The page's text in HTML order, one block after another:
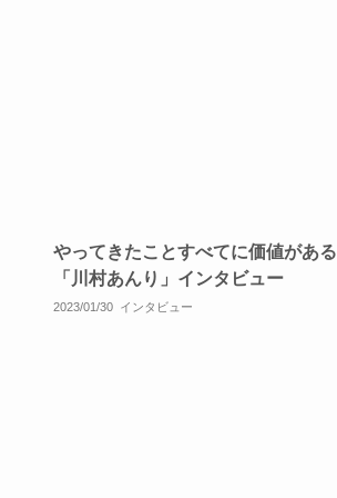
やってきたことすべてに価値がある
「川村あんり」インタビュー
2023/01/30 インタビュー